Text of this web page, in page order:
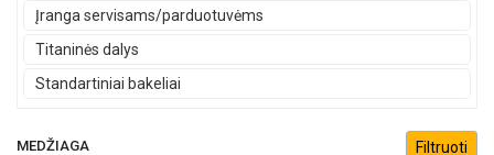
Įranga servisams/parduotuvėms
Titaninės dalys
Standartiniai bakeliai
MEDŽIAGA